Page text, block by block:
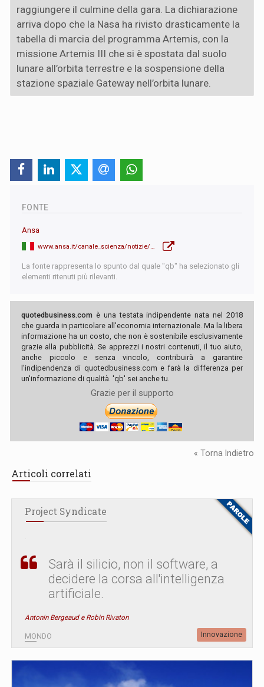
raggiungere il culmine della gara. La dichiarazione
arriva dopo che la Nasa ha rivisto drasticamente la
tabella di marcia del programma Artemis, con la
missione Artemis III che si è spostata dal suolo
lunare all’orbita terrestre e la sospensione della
stazione spaziale Gateway nell’orbita lunare.
FONTE
Ansa
www.ansa.it/canale_scienza/notizie/spazio_astronomia/2026/05/21/nasa-saranno-cinesi-i-prossimi-astronauti-a-camminare-sulla-luna-_e3a16fd0-02e4-4388-b7ea-983598f4704c.html
La fonte rappresenta lo spunto dal quale "qb" ha selezionato gli
elementi ritenuti più rilevanti.
quotedbusiness.com è una testata indipendente nata nel 2018
che guarda in particolare all'economia internazionale. Ma la libera
informazione ha un costo, che non è sostenibile esclusivamente
grazie alla pubblicità. Se apprezzi i nostri contenuti, il tuo aiuto,
anche piccolo e senza vincolo, contribuirà a garantire
l'indipendenza di quotedbusiness.com e farà la differenza per
un'informazione di qualità. 'qb' sei anche tu.
Grazie per il supporto
« Torna Indietro
Articoli correlati
Project Syndicate
Sarà il silicio, non il software, a
decidere la corsa all'intelligenza
artificiale.
Antonin Bergeaud e Robin Rivaton
MONDO Innovazione